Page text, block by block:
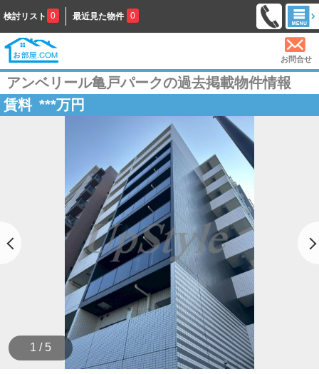
検討リスト 0 最近見た物件 0
お問合せ
アンベリール亀戸パークの過去掲載物件情報
賃料 ***万円
1 / 5